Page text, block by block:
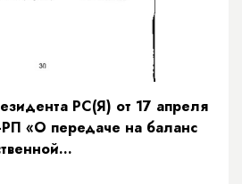
РС(Я) от 17 апреля
«О передаче на баланс